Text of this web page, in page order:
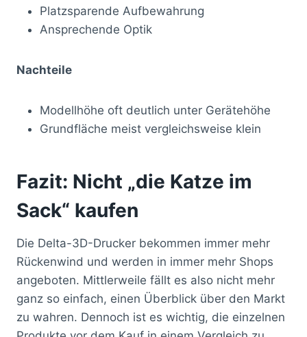
Platzsparende Aufbewahrung
Ansprechende Optik
Nachteile
Modellhöhe oft deutlich unter Gerätehöhe
Grundfläche meist vergleichsweise klein
Fazit: Nicht „die Katze im
Sack“ kaufen
Die Delta-3D-Drucker bekommen immer mehr
Rückenwind und werden in immer mehr Shops
angeboten. Mittlerweile fällt es also nicht mehr
ganz so einfach, einen Überblick über den Markt
zu wahren. Dennoch ist es wichtig, die einzelnen